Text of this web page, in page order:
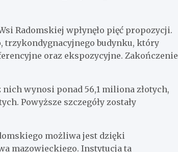
Radomskiej wpłynęło pięć propozycji.
trzykondygnacyjnego budynku, który
oraz ekspozycyjne. Zakończenie
wynosi ponad 56,1 miliona złotych,
Powyższe szczegóły zostały
możliwa jest dzięki
mazowieckiego. Instytucja ta